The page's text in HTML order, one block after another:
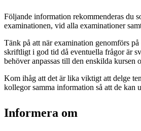
Följande information rekommenderas du
examinationen, vid alla examinationer
Tänk på att när examination genomförs
skriftligt i god tid då eventuella frågor är
behöver anpassas till den enskilda kursen
Kom ihåg att det är lika viktigt att delge
kollegor samma information så att de kan
Informera om